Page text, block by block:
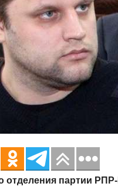
отделения партии